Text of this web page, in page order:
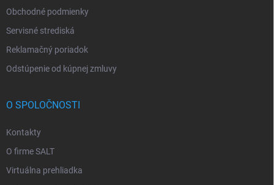
Obchodné podmienky
Servisné strediská
Reklamačný poriadok
Odstúpenie od kúpnej zmluvy
O SPOLOČNOSTI
Kontakty
O firme SALT
Virtuálna prehliadka